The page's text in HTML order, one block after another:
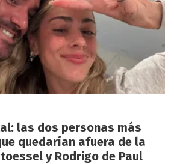
las dos personas más
quedarían afuera de la
y Rodrigo de Paul